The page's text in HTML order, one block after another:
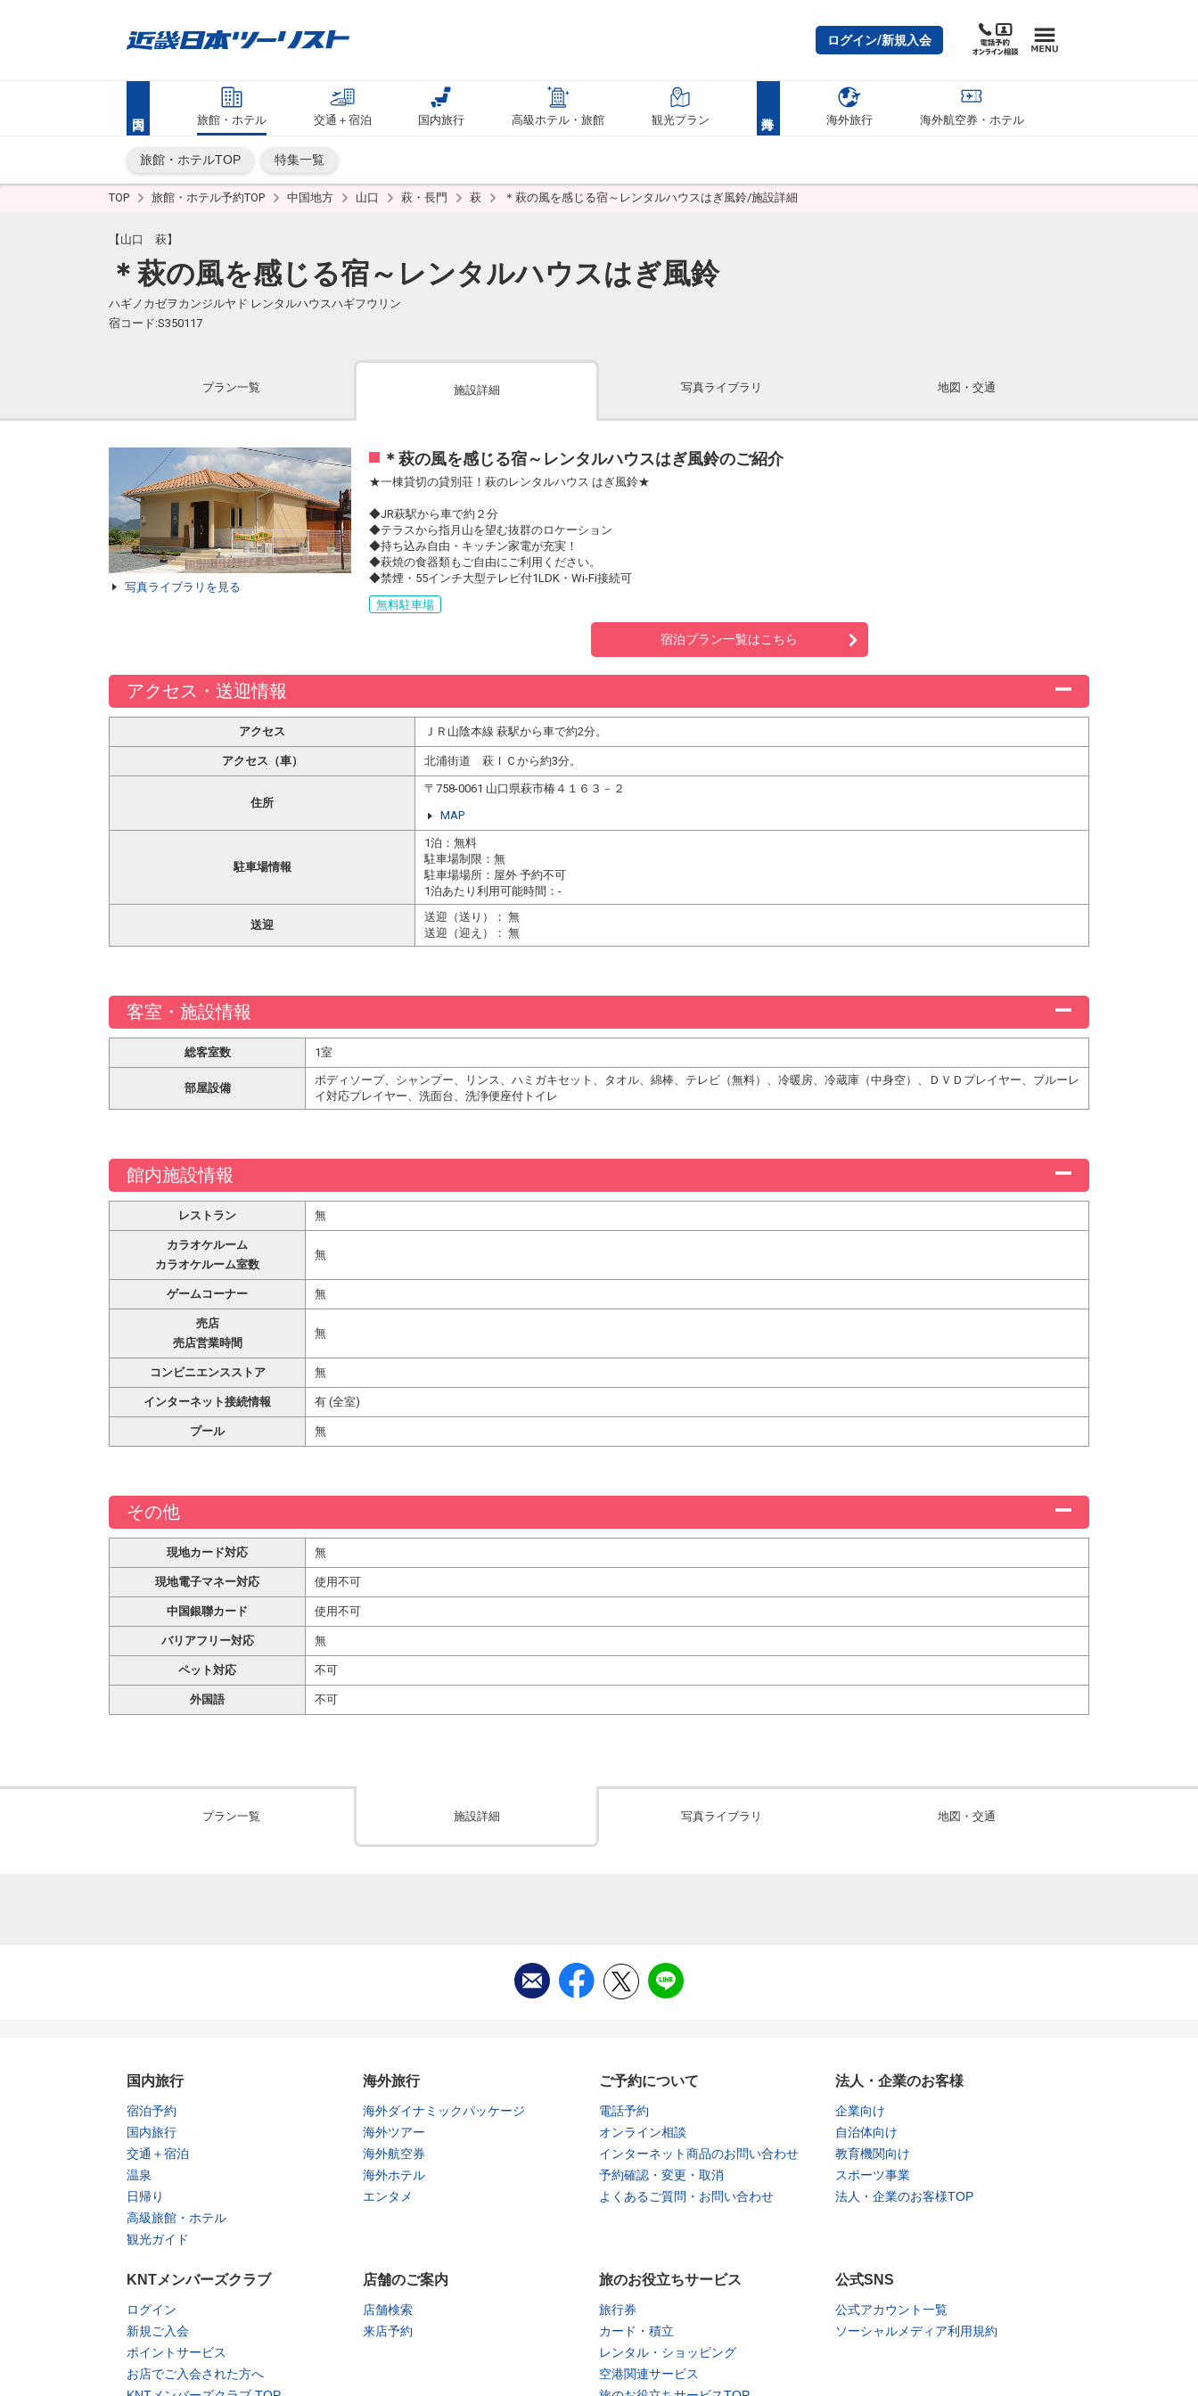
ログイン/新規入会
旅館・ホテル 交通＋宿泊 国内旅行 高級ホテル・旅館 観光プラン 海外旅行 海外航空券・ホテル
旅館・ホテルTOP 特集一覧
TOP 旅館・ホテル予約TOP 中国地方 山口 萩・長門 萩 ＊萩の風を感じる宿～レンタルハウスはぎ風鈴/施設詳細
【山口 萩】
＊萩の風を感じる宿～レンタルハウスはぎ風鈴
ハギノカゼヲカンジルヤド レンタルハウスハギフウリン
宿コード:S350117
プラン一覧 施設詳細 写真ライブラリ 地図・交通
写真ライブラリを見る
＊萩の風を感じる宿～レンタルハウスはぎ風鈴のご紹介
★一棟貸切の貸別荘！萩のレンタルハウス はぎ風鈴★
◆JR萩駅から車で約２分
◆テラスから指月山を望む抜群のロケーション
◆持ち込み自由・キッチン家電が充実！
◆萩焼の食器類もご自由にご利用ください。
◆禁煙・55インチ大型テレビ付1LDK・Wi-Fi接続可
無料駐車場
宿泊プラン一覧はこちら
アクセス・送迎情報
アクセス ＪＲ山陰本線 萩駅から車で約2分。
アクセス（車） 北浦街道 萩ＩＣから約3分。
住所
〒758-0061 山口県萩市椿４１６３－２
MAP
駐車場情報
1泊：無料
駐車場制限：無
駐車場場所：屋外 予約不可
1泊あたり利用可能時間：-
送迎
送迎（送り）： 無
送迎（迎え）： 無
客室・施設情報
総客室数 1室
部屋設備
ボディソープ、シャンプー、リンス、ハミガキセット、タオル、綿棒、テレビ（無料）、冷暖房、冷蔵庫（中身空）、ＤＶＤプレイヤー、ブルーレ
イ対応プレイヤー、洗面台、洗浄便座付トイレ
館内施設情報
レストラン 無
カラオケルーム
カラオケルーム室数
無
ゲームコーナー 無
売店
売店営業時間
無
コンビニエンスストア 無
インターネット接続情報 有 (全室)
プール 無
その他
現地カード対応 無
現地電子マネー対応 使用不可
中国銀聯カード 使用不可
バリアフリー対応 無
ペット対応 不可
外国語 不可
プラン一覧 施設詳細 写真ライブラリ 地図・交通
国内旅行
宿泊予約
国内旅行
交通＋宿泊
温泉
日帰り
高級旅館・ホテル
観光ガイド
海外旅行
海外ダイナミックパッケージ
海外ツアー
海外航空券
海外ホテル
エンタメ
ご予約について
電話予約
オンライン相談
インターネット商品のお問い合わせ
予約確認・変更・取消
よくあるご質問・お問い合わせ
法人・企業のお客様
企業向け
自治体向け
教育機関向け
スポーツ事業
法人・企業のお客様TOP
KNTメンバーズクラブ
ログイン
新規ご入会
ポイントサービス
お店でご入会された方へ
店舗のご案内
店舗検索
来店予約
旅のお役立ちサービス
旅行券
カード・積立
レンタル・ショッピング
空港関連サービス
公式SNS
公式アカウント一覧
ソーシャルメディア利用規約